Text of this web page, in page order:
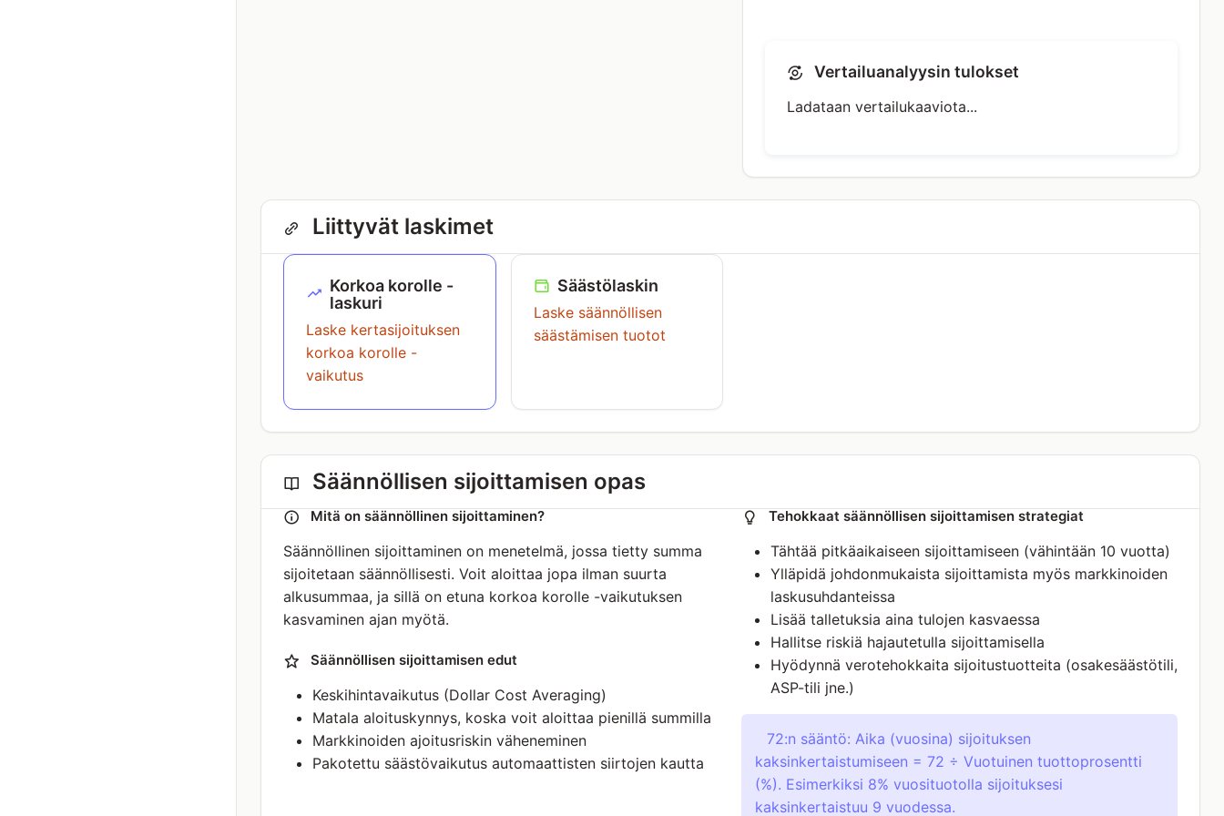
Vertailuanalyysin tulokset
Ladataan vertailukaaviota...
Liittyvät laskimet
Korkoa korolle -
laskuri
Laske kertasijoituksen
korkoa korolle -
vaikutus
Säästölaskin
Laske säännöllisen
säästämisen tuotot
Säännöllisen sijoittamisen opas
Mitä on säännöllinen sijoittaminen?
Säännöllinen sijoittaminen on menetelmä, jossa tietty summa
sijoitetaan säännöllisesti. Voit aloittaa jopa ilman suurta
alkusummaa, ja sillä on etuna korkoa korolle -vaikutuksen
kasvaminen ajan myötä.
Säännöllisen sijoittamisen edut
Keskihintavaikutus (Dollar Cost Averaging)
Matala aloituskynnys, koska voit aloittaa pienillä summilla
Markkinoiden ajoitusriskin väheneminen
Pakotettu säästövaikutus automaattisten siirtojen kautta
Tehokkaat säännöllisen sijoittamisen strategiat
Tähtää pitkäaikaiseen sijoittamiseen (vähintään 10 vuotta)
Ylläpidä johdonmukaista sijoittamista myös markkinoiden
laskusuhdanteissa
Lisää talletuksia aina tulojen kasvaessa
Hallitse riskiä hajautetulla sijoittamisella
Hyödynnä verotehokkaita sijoitustuotteita (osakesäästötili,
ASP-tili jne.)
72:n sääntö: Aika (vuosina) sijoituksen
kaksinkertaistumiseen = 72 ÷ Vuotuinen tuottoprosentti
(%). Esimerkiksi 8% vuosituotolla sijoituksesi
kaksinkertaistuu 9 vuodessa.